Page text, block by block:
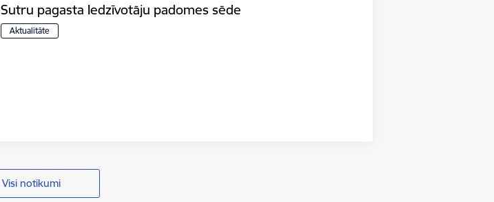
Sutru pagasta Iedzīvotāju padomes sēde
Aktualitāte
Visi notikumi